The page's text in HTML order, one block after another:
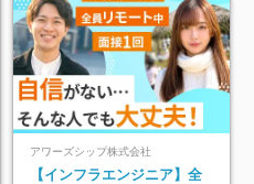
アワーズシップ株式会社
【インフラエンジニア】全